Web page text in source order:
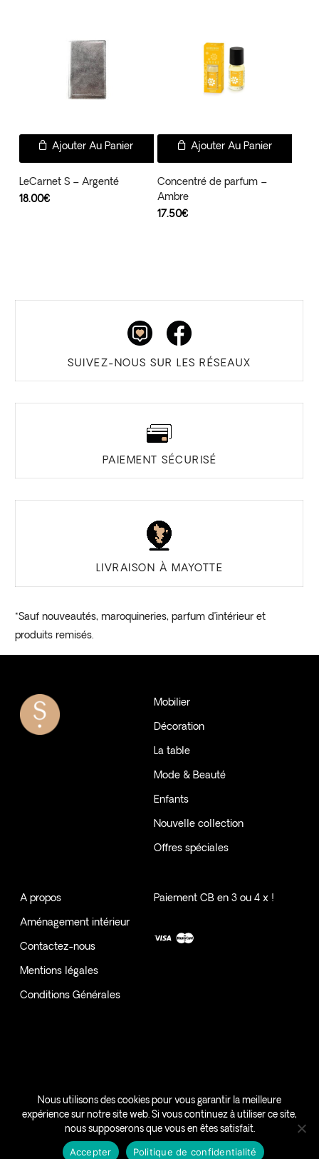
Ajouter Au Panier
LeCarnet S – Argenté
18.00€
Ajouter Au Panier
Concentré de parfum –
Ambre
17.50€
SUIVEZ-NOUS SUR LES RÉSEAUX
PAIEMENT SÉCURISÉ
LIVRAISON À MAYOTTE
*Sauf nouveautés, maroquineries, parfum d’intérieur et
produits remisés.
Mobilier
Décoration
La table
Mode & Beauté
Enfants
Nouvelle collection
Offres spéciales
A propos
Aménagement intérieur
Contactez-nous
Mentions légales
Conditions Générales
Paiement CB en 3 ou 4 x !
SAMANI | VOTRE INTERIEUR, VOTRE HISTOIRE - MAYOTTE -
#HEREISLOVE
instagram
Nous utilisons des cookies pour vous garantir la meilleure
expérience sur notre site web. Si vous continuez à utiliser ce site,
nous supposerons que vous en êtes satisfait.
Accepter Politique de confidentialité